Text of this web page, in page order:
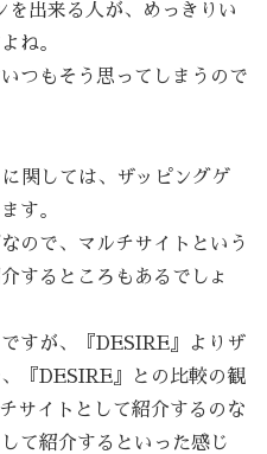
出来る人が、めっきりい
ね。
つもそう思ってしまうので
関しては、ザッピングゲ
す。
ので、マルチサイトという
するところもあるでしょ
すが、『DESIRE』よりザ
『DESIRE』との比較の観
サイトとして紹介するのな
て紹介するといった感じ